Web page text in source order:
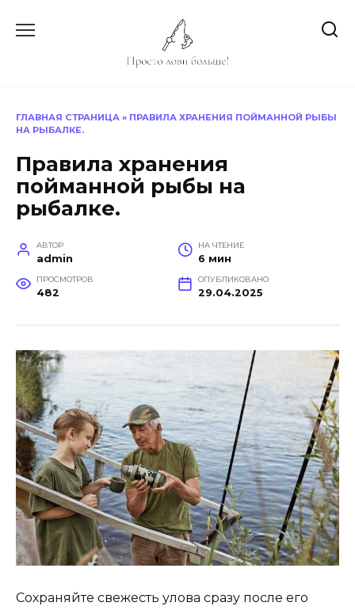
ГЛАВНАЯ СТРАНИЦА » ПРАВИЛА ХРАНЕНИЯ ПОЙМАННОЙ РЫБЫ
НА РЫБАЛКЕ.
Правила хранения
пойманной рыбы на
рыбалке.
АВТОР
admin
НА ЧТЕНИЕ
6 мин
ПРОСМОТРОВ
482
ОПУБЛИКОВАНО
29.04.2025
Сохраняйте свежесть улова сразу после его